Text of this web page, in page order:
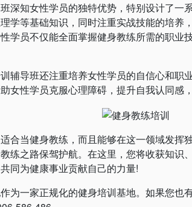
知女性学员的独特优势，特别设计了一
学等基础知识，同时注重实战技能的培养
学员不仅能全面掌握健身教练所需的职业
导班还注重培养女性学员的自信心和职
女性学员克服心理障碍，提升自我认同感
当健身教练，而且能够在这一领域发挥
练之路保驾护航。在这里，您将收获知识
同为健康事业贡献自己的力量!
一家正规化的健身培训基地。如果您也